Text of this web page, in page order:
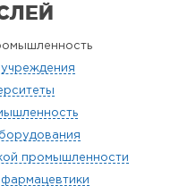
промышленности